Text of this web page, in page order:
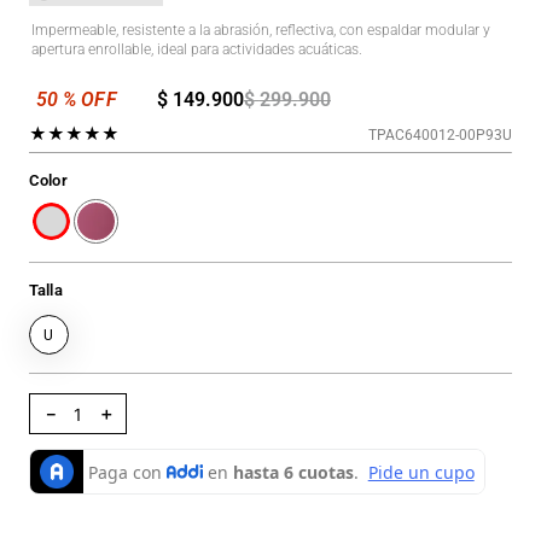
Impermeable, resistente a la abrasión, reflectiva, con espaldar modular y
apertura enrollable, ideal para actividades acuáticas.
$ 299.900
$ 149.900
★★★★★ TPAC640012-00P93U
Talla
U
Color
＋
－